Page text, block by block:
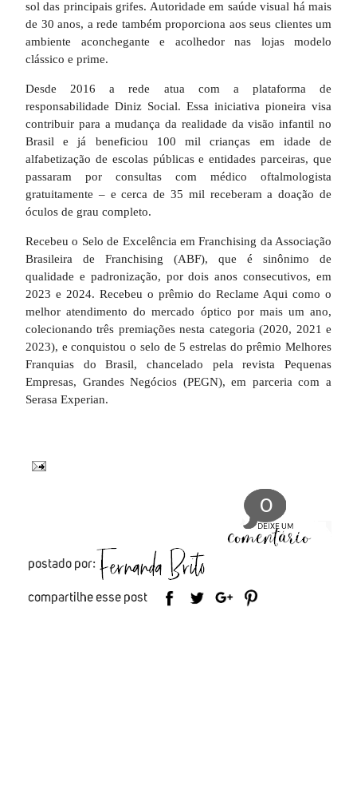
sol das principais grifes. Autoridade em saúde visual há mais
de 30 anos, a rede também proporciona aos seus clientes um
ambiente aconchegante e acolhedor nas lojas modelo
clássico e prime.
Desde 2016 a rede atua com a plataforma de
responsabilidade Diniz Social. Essa iniciativa pioneira visa
contribuir para a mudança da realidade da visão infantil no
Brasil e já beneficiou 100 mil crianças em idade de
alfabetização de escolas públicas e entidades parceiras, que
passaram por consultas com médico oftalmologista
gratuitamente – e cerca de 35 mil receberam a doação de
óculos de grau completo.
Recebeu o Selo de Excelência em Franchising da Associação
Brasileira de Franchising (ABF), que é sinônimo de
qualidade e padronização, por dois anos consecutivos, em
2023 e 2024. Recebeu o prêmio do Reclame Aqui como o
melhor atendimento do mercado óptico por mais um ano,
colecionando três premiações nesta categoria (2020, 2021 e
2023), e conquistou o selo de 5 estrelas do prêmio Melhores
Franquias do Brasil, chancelado pela revista Pequenas
Empresas, Grandes Negócios (PEGN), em parceria com a
Serasa Experian.
0